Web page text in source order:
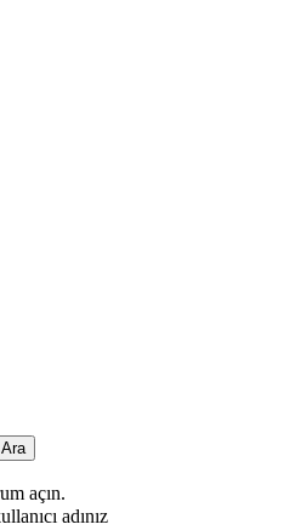
açın.
adınız